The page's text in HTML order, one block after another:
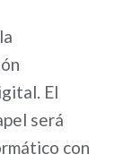
El
será
con